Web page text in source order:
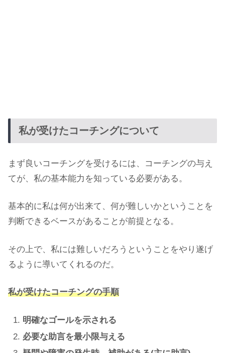
私が受けたコーチングについて
まず良いコーチングを受けるには、コーチングの与え
てが、私の基本能力を知っている必要がある。
基本的に私は何が出来て、何が難しいかということを
判断できるベースがあることが前提となる。
その上で、私には難しいだろうということをやり遂げ
るように導いてくれるのだ。
私が受けたコーチングの手順
明確なゴールを示される
必要な助言を最小限与える